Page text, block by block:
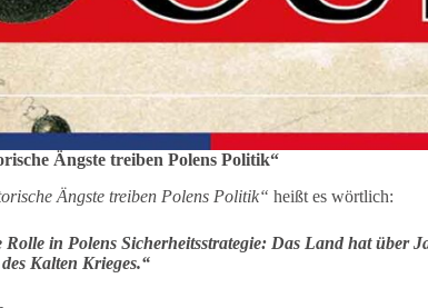
Ängste treiben Polens Politik“
Ängste treiben Polens Politik“ heißt es wörtlich:
Rolle in Polens Sicherheitsstrategie: Das Land hat über
Kalten Krieges.“